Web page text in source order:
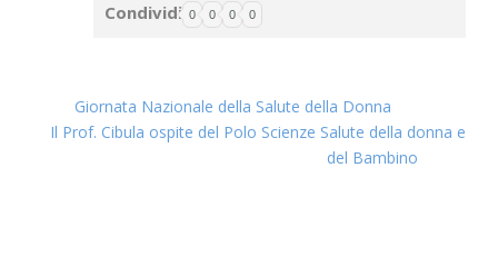
Condividi 0 0 0 0
Giornata Nazionale della Salute della Donna
Il Prof. Cibula ospite del Polo Scienze Salute della donna e
del Bambino